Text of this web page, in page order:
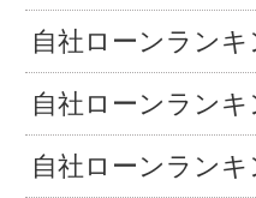
自社ローンランキ
自社ローンランキ
自社ローンランキ